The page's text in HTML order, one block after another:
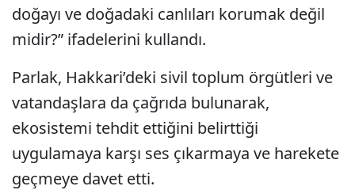
doğayı ve doğadaki canlıları korumak değil
midir?” ifadelerini kullandı.
Parlak, Hakkari’deki sivil toplum örgütleri ve
vatandaşlara da çağrıda bulunarak,
ekosistemi tehdit ettiğini belirttiği
uygulamaya karşı ses çıkarmaya ve harekete
geçmeye davet etti.